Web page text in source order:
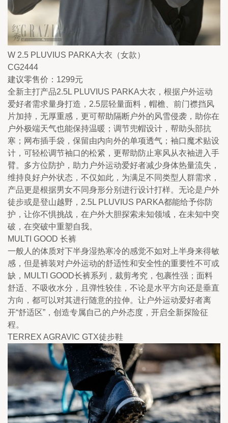
W 2.5 PLUVIUS PARKA大衣（女款）
CG2444
建议零售价：1299元
全新主打产品2.5L PLUVIUS PARKA大衣，根据户外运动
爱好者需求量身打造，2.5层轻量面料，帽檐、前门襟挡风
片加持，无厚重感，更可帮助隔断户外的风雪侵袭，助你在
户外极端天气也能保持温暖；调节兜帽设计，帮助头部抗
寒；网布插手袋，保留由内向外的单项透气；袖口魔术贴设
计，可轻松调节袖口的松紧，更帮助防止寒风从衣袖进入手
臂。多方位防护，助力户外运动爱好者减少身体热量流失，
维持良好户外状态，不仅如此，为满足不同类型人群需求，
产品更是根据男女不同身形分别进行设计打样。无论是户外
徒步或是登山越野，2.5L PLUVIUS PARKA都能给予你防
护，让你不惧挑战，在户外大胆探索未知领域，在未知中突
破，在突破中重塑自我。
MULTI GOOD 长裤
一般人的体质对下半身湿热寒冷的感觉不如对上半身来得敏
感，但是裤装对户外运动的舒适性和安全性的重要性不可或
缺，MULTI GOOD长裤系列，裁剪考究，包裹性强；面料
舒适、不吸收水分，且弹性较佳，不论是水平方向还是垂直
方向，都可以对其进行随意的拉伸。让户外运动爱好者离
开“舒适区”，创造专属自己的户外态度，开启全新探险征
程。
TERREX AGRAVIC GTX徒步鞋